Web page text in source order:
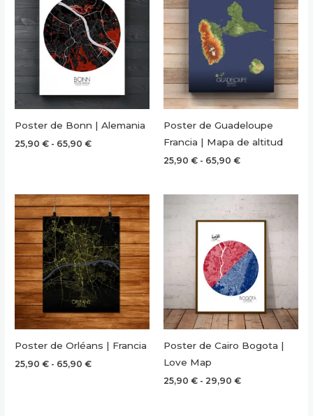
Poster de Bonn | Alemania
25,90€ - 65,90€Rango
hasta
65,90 €
Poster de Guadeloupe
Francia | Mapa de altitud
25,90 € - 65,90 €Rango
desde
25,90 €
hasta
Poster de Orléans | Francia
25,90€ - 65,90€Rango
Poster de Cairo Bogota |
Love Map
25,90 € - 29,90 €Rango